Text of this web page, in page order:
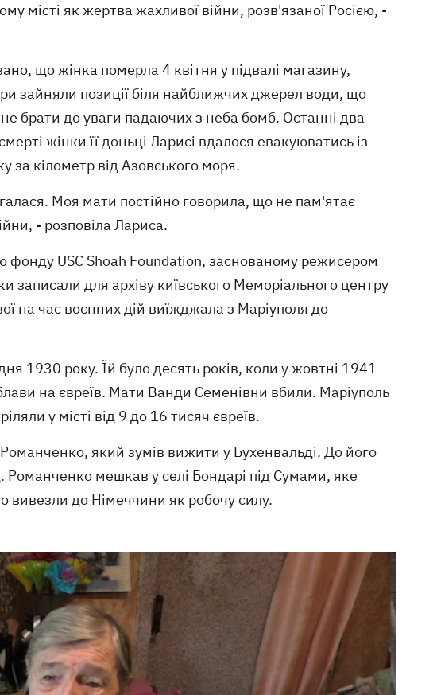
місті як жертва жахливої війни, розв'язаної Росією, -
що жінка померла 4 квітня у підвалі магазину,
зайняли позиції біля найближчих джерел води, що
брати до уваги падаючих з неба бомб. Останні два
жінки її доньці Ларисі вдалося евакуюватись із
за кілометр від Азовського моря.
Моя мати постійно говорила, що не пам'ятає
- розповіла Лариса.
фонду USC Shoah Foundation, заснованому режисером
записали для архіву київського Меморіального центру
на час воєнних дій виїжджала з Маріуполя до
1930 року. Їй було десять років, коли у жовтні 1941
на євреїв. Мати Ванди Семенівни вбили. Маріуполь
у місті від 9 до 16 тисяч євреїв.
який зумів вижити у Бухенвальді. До його
Романченко мешкав у селі Бондарі під Сумами, яке
вивезли до Німеччини як робочу силу.